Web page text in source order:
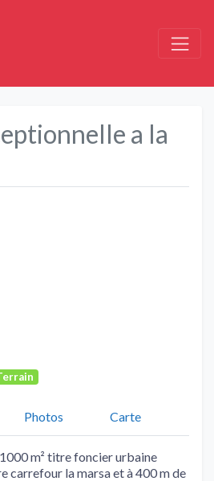
a la
Photos Carte
m² titre foncier urbaine
carrefour la marsa et à 400 m de